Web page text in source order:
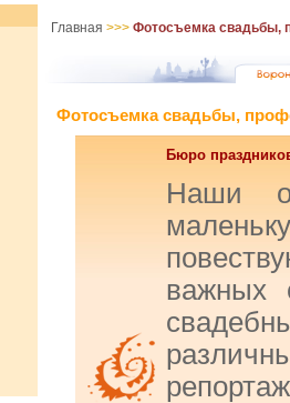
Главная >>> Фотосъемка свадьбы,
Фотосъемка свадьбы,
Бюро
Наши
важных